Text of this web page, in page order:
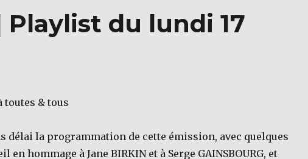
du lundi 17
toutes & tous
délai la programmation de cette émission, avec quelques
en hommage à Jane BIRKIN et à Serge GAINSBOURG, et